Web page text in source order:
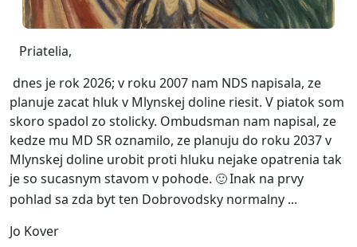
Priatelia,
planuje zacat hluk v Mlynskej doline riesit. V piatok som
skoro spadol zo stolicky. Ombudsman nam napisal, ze
kedze mu MD SR oznamilo, ze planuju do roku 2037 v
Mlynskej doline urobit proti hluku nejake opatrenia tak
je so sucasnym stavom v pohode. 🙂 Inak na prvy
pohlad sa zda byt ten Dobrovodsky normalny ...
Jo Kover